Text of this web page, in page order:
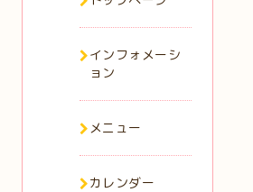
インフォメーシ
ョン
メニュー
カレンダー